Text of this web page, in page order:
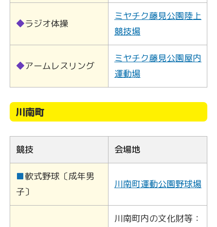
◆ラジオ体操
ミヤチク藤見公園陸上
競技場
◆アームレスリング
ミヤチク藤見公園屋内
運動場
川南町
競技 会場地
■軟式野球〔成年男
子〕
川南町運動公園野球場
川南町内の文化財等：